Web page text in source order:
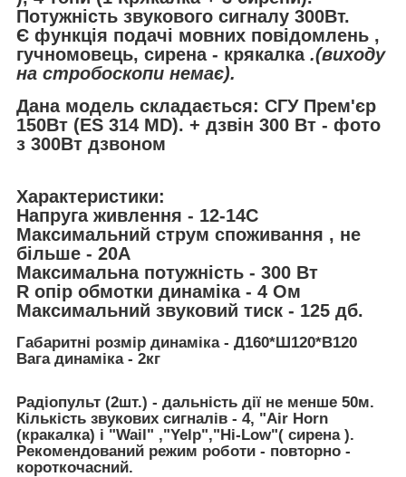
Потужність звукового сигналу 300Вт.
Є функція подачі мовних повідомлень ,
гучномовець, сирена - крякалка .(виходу
на стробоскопи немає).
Дана модель складається: СГУ Прем'єр
150Вт (ES 314 MD). + дзвін 300 Вт - фото
з 300Вт дзвоном
Характеристики:
Напруга живлення - 12-14С
Максимальний струм споживання , не
більше - 20А
Максимальна потужність - 300 Вт
R опір обмотки динаміка - 4 Ом
Максимальний звуковий тиск - 125 дб.
Габаритні розмір динаміка - Д160*Ш120*В120
Вага динаміка - 2кг
Радіопульт (2шт.) - дальність дії не менше 50м.
Кількість звукових сигналів - 4, "Air Horn
(кракалка) і "Wail" ,"Yelp","Hi-Low"( сирена ).
Рекомендований режим роботи - повторно -
короткочасний.